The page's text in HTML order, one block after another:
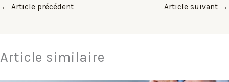
← Article précédent Article suivant →
Article similaire